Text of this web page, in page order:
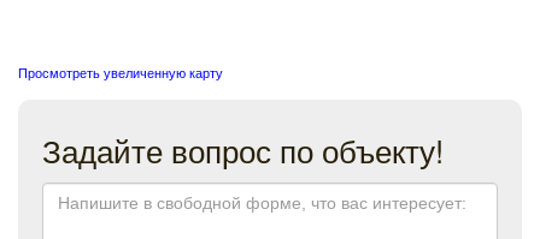
Просмотреть увеличенную карту
Задайте вопрос по объекту!